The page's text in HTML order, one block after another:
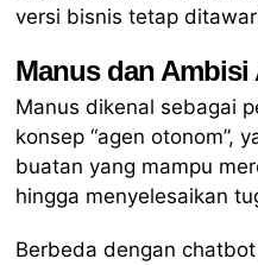
versi bisnis tetap
Manus dan Ambisi
Manus dikenal sebagai
konsep “agen otonom”,
buatan yang mampu
hingga menyelesaikan
Berbeda dengan